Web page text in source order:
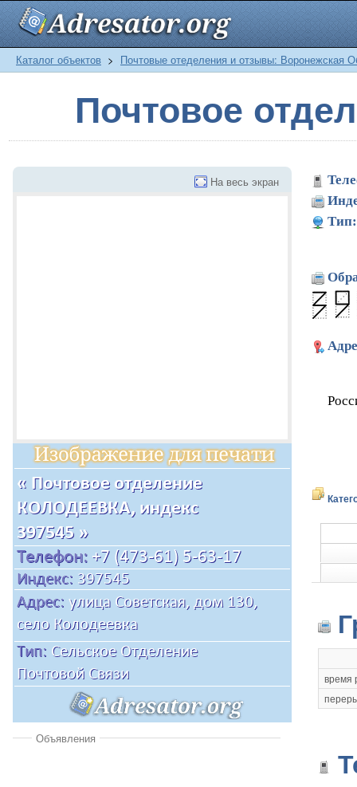
Каталог объектов > Почтовые отеделения и отзывы: Воронежская
Почтовое
На весь экран
Объявления
Тип:
время